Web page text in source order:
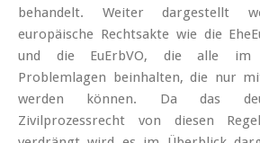
behandelt. Weiter dargestellt
europäische Rechtsakte wie die
und die EuErbVO, die alle im
Problemlagen beinhalten, die nur
werden können. Da das
Zivilprozessrecht von diesen